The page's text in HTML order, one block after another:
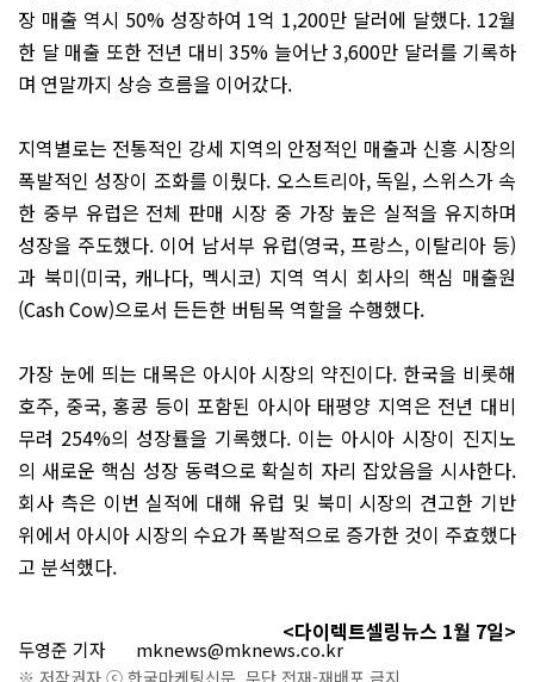
장 매출 역시 50% 성장하여 1억 1,200만 달러에 달했다. 12월
한 달 매출 또한 전년 대비 35% 늘어난3,600만 달러를 기록하
며 연말까지 상승 흐름을 이어갔다.
지역별로는 전통적인 강세 지역의 안정적인 매출과 신흥 시장의
폭발적인 성장이 조화를 이뤘다. 오스트리아, 독일, 스위스가 속
한 중부 유럽은 전체 판매 시장 중 가장 높은 실적을 유지하며
성장을 주도했다. 이어 남서부 유럽(영국, 프랑스, 이탈리아 등)
과 북미(미국, 캐나다, 멕시코) 지역 역시 회사의 핵심 매출원
(Cash Cow)으로서 든든한 버팀목 역할을 수행했다.
가장 눈에 띄는 대목은 아시아 시장의 약진이다. 한국을 비롯해
호주, 중국, 홍콩 등이 포함된 아시아 태평양 지역은 전년 대비
무려 254%의 성장률을 기록했다. 이는 아시아 시장이 진지노
의 새로운 핵심 성장 동력으로 확실히 자리 잡았음을 시사한다.
회사 측은 이번 실적에 대해 유럽 및 북미 시장의 견고한 기반
위에서 아시아 시장의 수요가 폭발적으로 증가한 것이 주효했다
고 분석했다.
<다이렉트셀링뉴스 1월 7일>
두영준 기자 mknews@mknews.co.kr
※ 저작권자 ⓒ 한국마케팅신문. 무단 전재-재배포 금지